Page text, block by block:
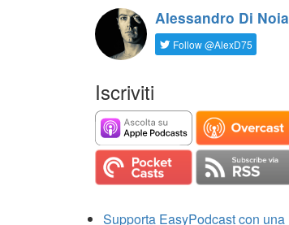
Alessandro Di Noia
Follow @AlexD75
Iscriviti
Supporta EasyPodcast con una